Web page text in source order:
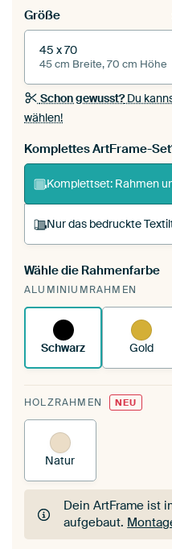
Größe
45 x 70
45 cm Breite, 70 cm Höhe
Schon gewusst?Du
wählen!
Komplettes ArtFrame-
Komplettset: Rahmen
Nur das bedruckte
Du spannst einen
deinen
funktioniert es.
Wähle die Rahmenfarbe
ALUMINIUMRAHMEN
Schwarz Gold
HOLZRAHMEN NEU
Natur
Dein ArtFrame ist
aufgebaut.